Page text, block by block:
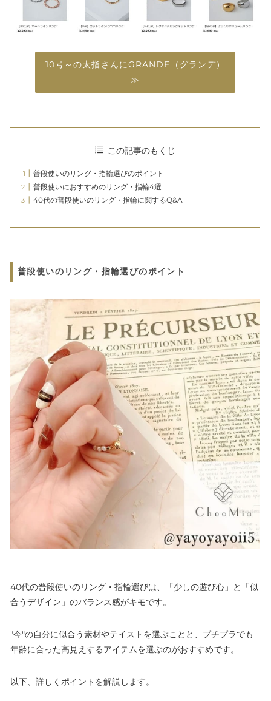
10号～の太指さんにGRANDE（グランデ）
≫
この記事のもくじ
普段使いのリング・指輪選びのポイント
普段使いにおすすめのリング・指輪4選
40代の普段使いのリング・指輪に関するQ&A
普段使いのリング・指輪選びのポイント
40代の普段使いのリング・指輪選びは、「少しの遊び心」と「似
合うデザイン」のバランス感がキモです。
"今"の自分に似合う素材やテイストを選ぶことと、プチプラでも
年齢に合った高見えするアイテムを選ぶのがおすすめです。
以下、詳しくポイントを解説します。